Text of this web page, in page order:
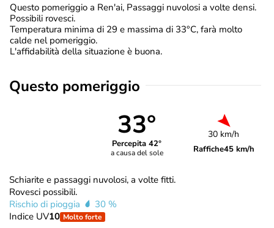
Questo pomeriggio a Ren'ai, Passaggi nuvolosi a volte densi.
Possibili rovesci.
Temperatura minima di 29 e massima di 33°C, farà molto
calde nel pomeriggio.
L'affidabilità della situazione è buona.
Questo pomeriggio
33°
Percepita 42°
a causa del sole
30 km/h
Raffiche45 km/h
Schiarite e passaggi nuvolosi, a volte fitti.
Rovesci possibili.
Rischio di pioggia
30 %
Indice UV10 Molto forte